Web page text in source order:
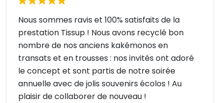
Nous sommes ravis et 100% satisfaits de la
prestation Tissup ! Nous avons recyclé bon
nombre de nos anciens kakémonos en
transats et en trousses : nos invités ont adoré
le concept et sont partis de notre soirée
annuelle avec de jolis souvenirs écolos ! Au
plaisir de collaborer de nouveau !